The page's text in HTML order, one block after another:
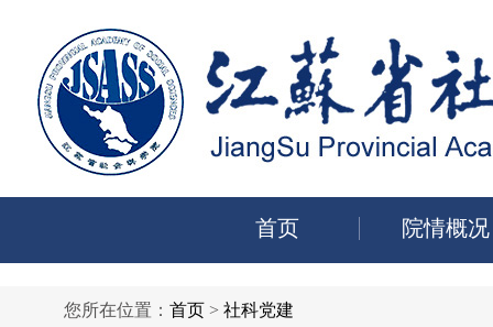
首页 院情概况
您所在位置： 首页 > 社科党建